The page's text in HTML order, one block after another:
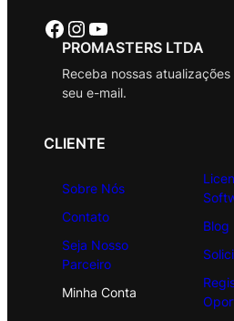
Facebook Instagram Youtube
PROMASTERS LTDA
Receba nossas
seu e-mail.
CLIENTE
Sobre Nós
Contato
Seja Nosso
Parceiro
Minha Conta
Blog